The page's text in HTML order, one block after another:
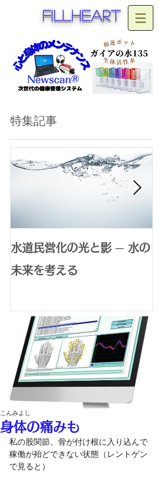
fillheart
特集記事
水道民営化の光と影 ─ 水の
未来を考える
身体の痛みも
こんみよし
私の股関節、骨が付け根に入り込んで
稼働が殆どできない状態（レントゲン
で見ると）